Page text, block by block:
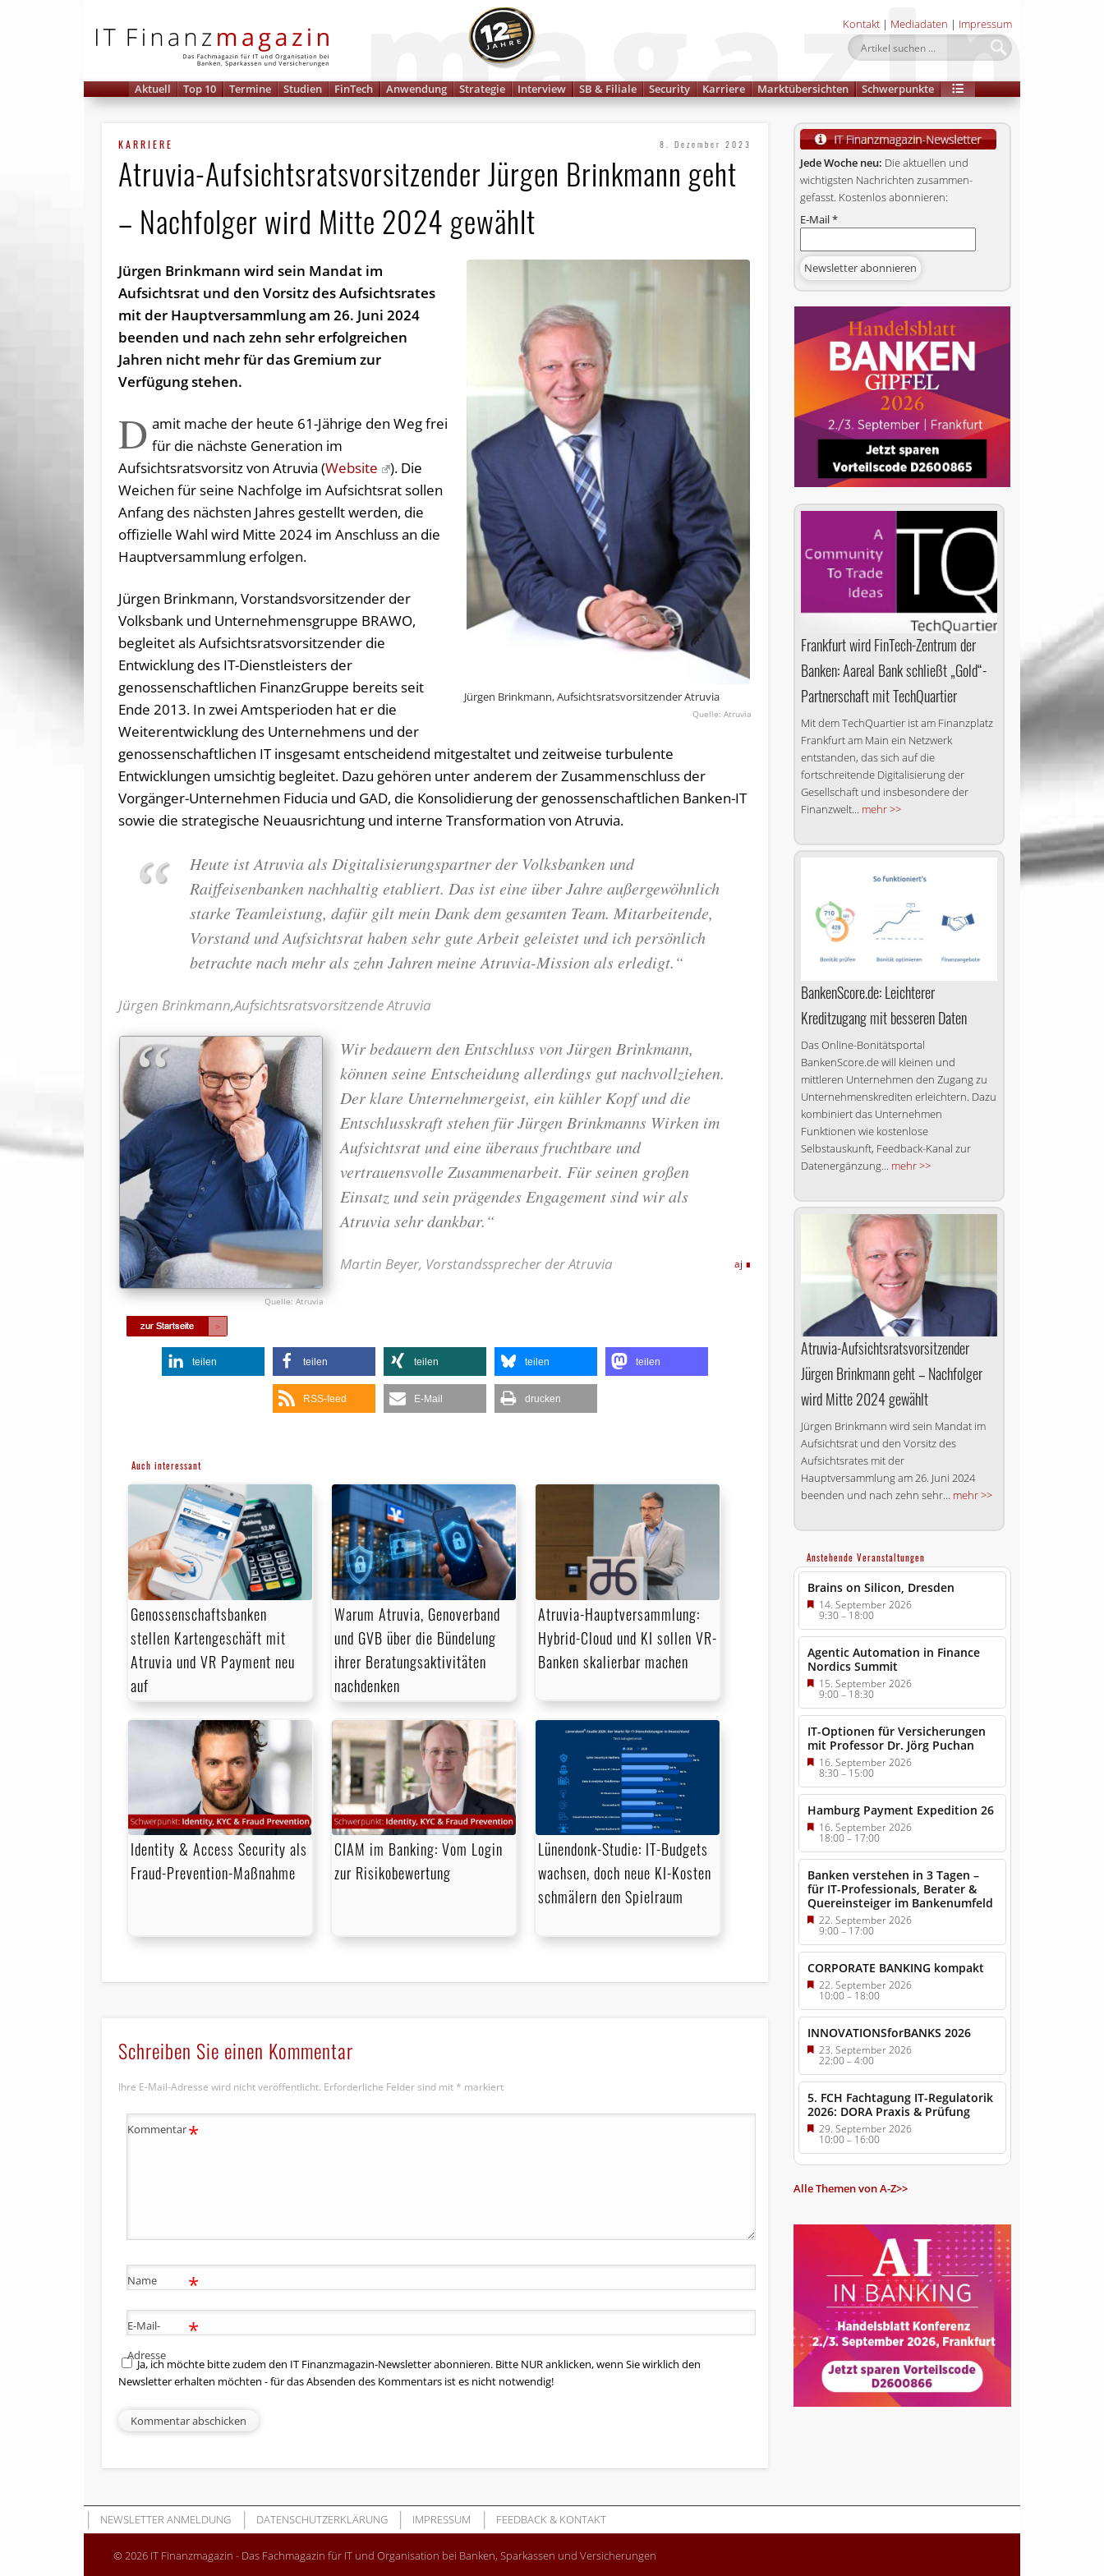
Kontakt | Mediadaten | Impressum
Aktuell Top 10 Termine Studien FinTech Anwendung Strategie Interview SB & Filiale Security Karriere Marktübersichten Schwerpunkte
KARRIERE 8. Dezember 2023
Atruvia-Aufsichtsrats­vorsitzender Jürgen Brinkmann geht
– Nachfolger wird Mitte 2024 gewählt
Jürgen Brinkmann, Aufsichtsratsvorsitzender Atruvia
Atruvia
Jürgen Brinkmann wird sein Mandat im
Aufsichtsrat und den Vorsitz des Aufsichtsrates
mit der Hauptversammlung am 26. Juni 2024
beenden und nach zehn sehr erfolgreichen
Jahren nicht mehr für das Gremium zur
Verfügung stehen.
D amit mache der heute 61-Jährige den Weg frei
für die nächste Generation im
Aufsichtsratsvorsitz von Atruvia (Website
). Die
Weichen für seine Nachfolge im Aufsichtsrat sollen
Anfang des nächsten Jahres gestellt werden, die
offizielle Wahl wird Mitte 2024 im Anschluss an die
Hauptversammlung erfolgen.
Jürgen Brinkmann, Vorstandsvorsitzender der
Volksbank und Unternehmensgruppe BRAWO,
begleitet als Aufsichtsratsvorsitzender die
Entwicklung des IT-Dienstleisters der
genossenschaftlichen FinanzGruppe bereits seit
Ende 2013. In zwei Amtsperioden hat er die
Weiterentwicklung des Unternehmens und der
genossenschaftlichen IT insgesamt entscheidend mitgestaltet und zeitweise turbulente
Entwicklungen umsichtig begleitet. Dazu gehören unter anderem der Zusammenschluss der
Vorgänger-Unternehmen Fiducia und GAD, die Konsolidierung der genossenschaftlichen Banken-IT
sowie die strategische Neuausrichtung und interne Transformation von Atruvia.
Heute ist Atruvia als Digitalisierungspartner der Volksbanken und
Raiffeisenbanken nachhaltig etabliert. Das ist eine über Jahre außergewöhnlich
starke Teamleistung, dafür gilt mein Dank dem gesamten Team. Mitarbeitende,
Vorstand und Aufsichtsrat haben sehr gute Arbeit geleistet und ich persönlich
betrachte nach mehr als zehn Jahren meine Atruvia-Mission als erledigt.“
Jürgen Brinkmann,Aufsichtsratsvorsitzende Atruvia
Atruvia
Wir bedauern den Entschluss von Jürgen Brinkmann,
können seine Entscheidung allerdings gut nachvollziehen.
Der klare Unternehmergeist, ein kühler Kopf und die
Entschlusskraft stehen für Jürgen Brinkmanns Wirken im
Aufsichtsrat und eine überaus fruchtbare und
vertrauensvolle Zusammenarbeit. Für seinen großen
Einsatz und sein prägendes Engagement sind wir als
Atruvia sehr dankbar.“
Martin Beyer, Vorstandssprecher der Atruvia aj
teilen teilen teilen teilen teilen
RSS-feed E-Mail drucken
Auch interessant
Genossenschaftsbanken
stellen Kartengeschäft mit
Atruvia und VR Payment neu
auf
Warum Atruvia, Genoverband
und GVB über die Bündelung
ihrer Beratungsaktivitäten
nachdenken
Atruvia-Hauptversammlung:
Hybrid-Cloud und KI sollen VR-
Banken skalierbar machen
Identity & Access Security als
Fraud-Prevention-Maßnahme
CIAM im Banking: Vom Login
zur Risikobewertung
Lünendonk-Studie: IT-Budgets
wachsen, doch neue KI-Kosten
schmälern den Spielraum
Schreiben Sie einen Kommentar
Ihre E-Mail-Adresse wird nicht veröffentlicht. Erforderliche Felder sind mit * markiert
Kommentar*
Name *
E-Mail-
Adresse
*
Ja, ich möchte bitte zudem den IT Finanzmagazin-Newsletter abonnieren. Bitte NUR anklicken, wenn Sie wirklich den
Newsletter erhalten möchten - für das Absenden des Kommentars ist es nicht notwendig!
Jede Woche neu: Die aktuellen und
wichtigsten Nachrichten zusammen­
gefasst. Kostenlos abonnieren:
E-Mail*
Frankfurt wird FinTech-Zentrum der
Banken: Aareal Bank schließt „Gold“-
Partner­schaft mit TechQuartier
Mit dem TechQuartier ist am Finanzplatz
Frankfurt am Main ein Netzwerk
entstanden, das sich auf die
fortschreitende Di­gi­ta­li­sierung der
Gesellschaft und insbesondere der
Finanzwelt... mehr >>
BankenScore.de: Leichterer
Kreditzugang mit besseren Daten
Das Online-Bonitätsportal
BankenScore.de will kleinen und
mittleren Unternehmen den Zugang zu
Unternehmenskrediten erleichtern. Dazu
kombiniert das Unternehmen
Funktionen wie kostenlose
Selbstauskunft, Feedback-Kanal zur
Datenergänzung... mehr >>
Atruvia-Aufsichtsrats­vorsitzender
Jürgen Brinkmann geht – Nachfolger
wird Mitte 2024 gewählt
Jürgen Brinkmann wird sein Mandat im
Aufsichtsrat und den Vorsitz des
Aufsichtsrates mit der
Hauptversammlung am 26. Juni 2024
beenden und nach zehn sehr... mehr >>
Anstehende Veranstaltungen
Brains on Silicon, Dresden
14. September 2026
9:30–18:00
Agentic Automation in Finance
Nordics Summit
15. September 2026
9:00–18:30
IT-Optionen für Versicherungen
mit Professor Dr. Jörg Puchan
16. September 2026
8:30–15:00
Hamburg Payment Expedition 26
16. September 2026
18:00– 17:00
Banken verstehen in 3 Tagen –
für IT-Professionals, Berater &
Quereinsteiger im Bankenumfeld
22. September 2026
9:00–17:00
CORPORATE BANKING kompakt
22. September 2026
10:00– 18:00
INNOVATIONSforBANKS 2026
23. September 2026
22:00–4:00
5. FCH Fachtagung IT-Regulatorik
2026: DORA Praxis & Prüfung
29. September 2026
10:00– 16:00
Alle Themen von A-Z>>
NEWSLETTER ANMELDUNG DATENSCHUTZERKLÄRUNG IMPRESSUM FEEDBACK & KONTAKT
© 2026 IT Finanzmagazin - Das Fachmagazin für IT und Organisation bei Banken, Sparkassen und Versicherungen